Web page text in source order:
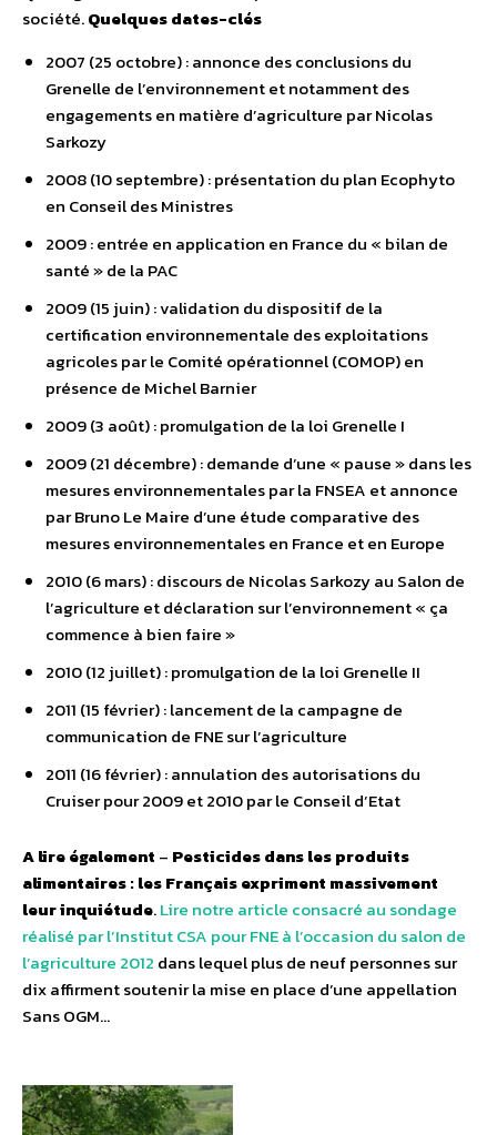
société.Quelques dates-clés
2007 (25 octobre) : annonce des conclusions du
Grenelle de l’environnement et notamment des
engagements en matière d’agriculture par Nicolas
Sarkozy
2008 (10 septembre) : présentation du plan Ecophyto
en Conseil des Ministres
2009 : entrée en application en France du « bilan de
santé » de la PAC
2009 (15 juin) : validation du dispositif de la
certification environnementale des exploitations
agricoles par le Comité opérationnel (COMOP) en
présence de Michel Barnier
2009 (3 août) : promulgation de la loi Grenelle I
2009 (21 décembre) : demande d’une « pause » dans les
mesures environnementales par la FNSEA et annonce
par Bruno Le Maire d’une étude comparative des
mesures environnementales en France et en Europe
2010 (6 mars) : discours de Nicolas Sarkozy au Salon de
l’agriculture et déclaration sur l’environnement « ça
commence à bien faire »
2010 (12 juillet) : promulgation de la loi Grenelle II
2011 (15 février) : lancement de la campagne de
communication de FNE sur l’agriculture
2011 (16 février) : annulation des autorisations du
Cruiser pour 2009 et 2010 par le Conseil d’Etat
A lire également – Pesticides dans les produits
alimentaires : les Français expriment massivement
leur inquiétude.Lire notre article consacré au sondage
réalisé par l’Institut CSA pour FNE à l’occasion du salon de
l’agriculture 2012 dans lequel plus de neuf personnes sur
dix affirment soutenir la mise en place d’une appellation
Sans OGM…